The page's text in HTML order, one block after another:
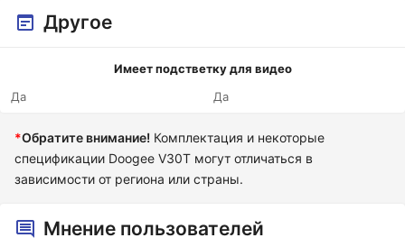
Другое
Имеет подстветку для видео
Да
Да
*Обратите внимание! Комплектация и некоторые
спецификации Doogee V30T могут отличаться в
зависимости от региона или страны.
Мнение пользователей